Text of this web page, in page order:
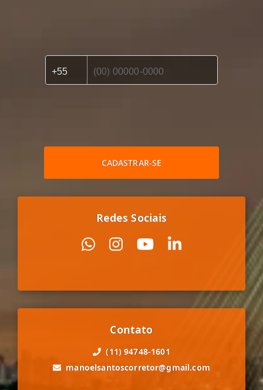
CADASTRAR-SE
Redes Sociais
Contato
(11) 94748-1601
manoelsantoscorretor@gmail.com